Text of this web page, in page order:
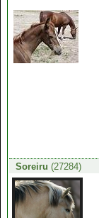
Soreiru (27284)